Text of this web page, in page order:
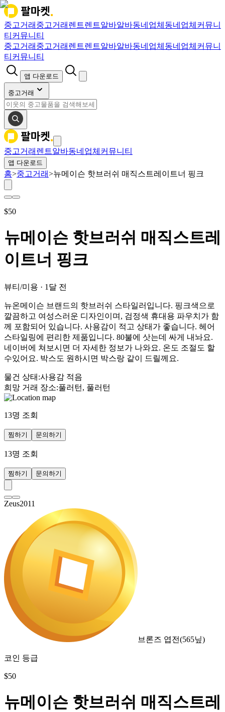
중고거래 중고거래 렌트렌트알바알바동네업체 동네업체 커뮤니
티 커뮤니티
중고거래 중고거래 렌트렌트알바알바동네업체 동네업체 커뮤니
티 커뮤니티
앱 다운로드
중고거래
중고거래 렌트알바동네업체 커뮤니티
앱 다운로드
홈>중고거래>뉴메이슨 핫브러쉬 매직스트레이트너 핑크
$50
뉴메이슨 핫브러쉬 매직스트레
이트너 핑크
뷰티/미용 · 1달 전
뉴온메이슨 브랜드의 핫브러쉬 스타일러입니다. 핑크색으로
깔끔하고 여성스러운 디자인이며, 검정색 휴대용 파우치가 함
께 포함되어 있습니다. 사용감이 적고 상태가 좋습니다. 헤어
스타일링에 편리한 제품입니다. 80불에 삿는데 싸게 내놔요.
네이버에 쳐보시면 더 자세한 정보가 나와요. 온도 조절도 할
수있어요. 박스도 원하시면 박스랑 같이 드릴께요.
물건 상태 :사용감 적음
희망 거래 장소:풀러턴, 풀러턴
13명 조회
찜하기 문의하기
13명 조회
찜하기 문의하기
Zeus2011
브론즈 엽전(565닢)
코인 등급
$50
뉴메이슨 핫브러쉬 매직스트레